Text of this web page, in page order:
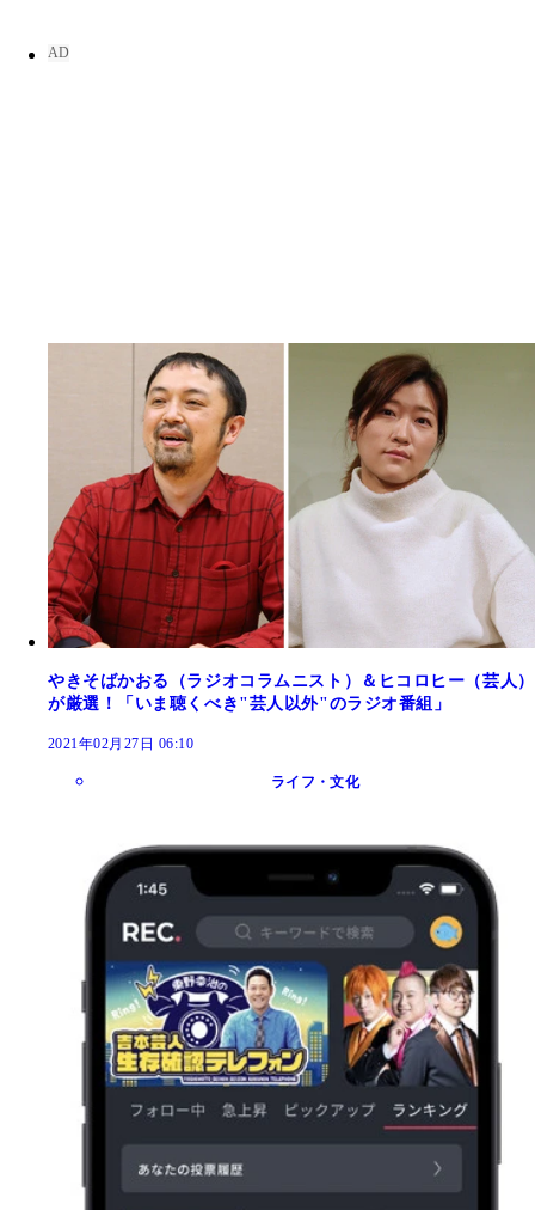
やきそばかおる（ラジオコラムニスト）＆ヒコロヒー（芸人）
が厳選！「いま聴くべき"芸人以外"のラジオ番組」
2021年02月27日 06:10
ライフ・文化